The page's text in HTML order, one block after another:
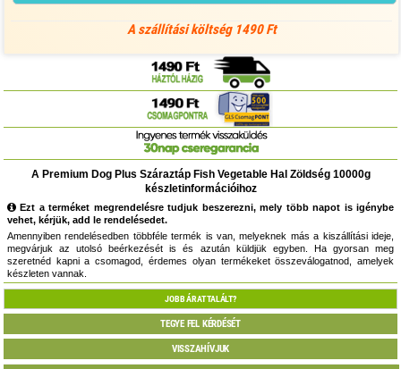
A szállítási költség 1490 Ft
A Premium Dog Plus Száraztáp Fish Vegetable Hal Zöldség 10000g
készletinformációihoz
Ezt a terméket megrendelésre tudjuk beszerezni, mely több napot is igénybe
vehet, kérjük, add le rendelésedet.
Amennyiben rendelésedben többféle termék is van, melyeknek más a kiszállítási ideje,
megvárjuk az utolsó beérkezését is és azután küldjük egyben. Ha gyorsan meg
szeretnéd kapni a csomagod, érdemes olyan termékeket összeválogatnod, amelyek
készleten vannak.
JOBB ÁRAT TALÁLT?
TEGYE FEL KÉRDÉSÉT
VISSZAHÍVJUK